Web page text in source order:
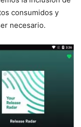
consumidos y
necesario.